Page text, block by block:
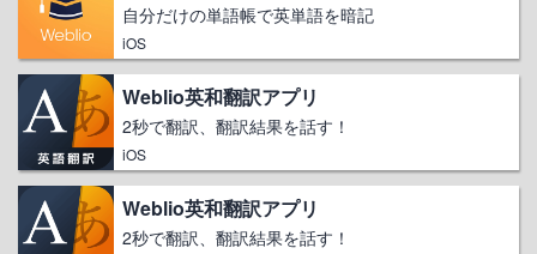
自分だけの単語帳で英単語を暗記
iOS
Weblio英和翻訳アプリ
2秒で翻訳、翻訳結果を話す！
iOS
Weblio英和翻訳アプリ
2秒で翻訳、翻訳結果を話す！